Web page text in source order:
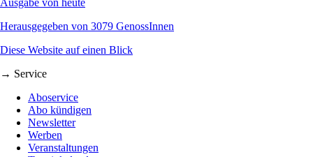
Ausgabe von heute
Herausgegeben von 3079 GenossInnen
Diese Website auf einen Blick
→ Service
Aboservice
Abo kündigen
Newsletter
Werben
Veranstaltungen